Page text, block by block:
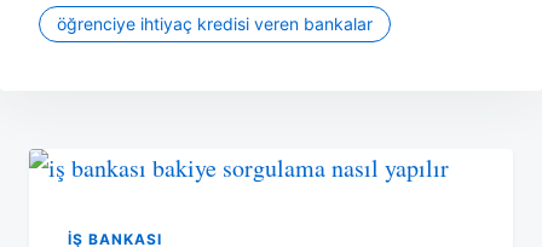
öğrenciye ihtiyaç kredisi veren bankalar
gezinmesi
İŞ BANKASI